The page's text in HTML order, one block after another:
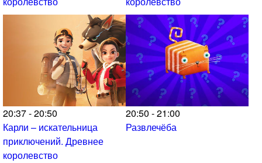
20:37 - 20:50
Карли – искательница
приключений. Древнее
королевство
20:50 - 21:00
Развлечёба